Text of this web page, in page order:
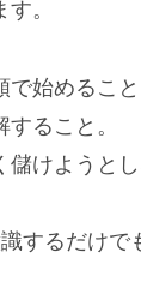
。
で始めること
ること。
けようとし
するだけで